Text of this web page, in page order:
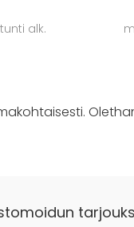
Mukautuva tila
rohkeasti
alk.